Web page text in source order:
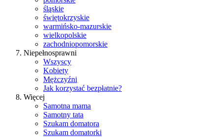
śląskie
świętokrzyskie
warmińsko-mazurskie
wielkopolskie
zachodniopomorskie
Niepełnosprawni
Wszyscy
Kobiety
Mężczyźni
Jak korzystać bezpłatnie?
Więcej
Samotna mama
Samotny tata
Szukam domatora
Szukam domatorki